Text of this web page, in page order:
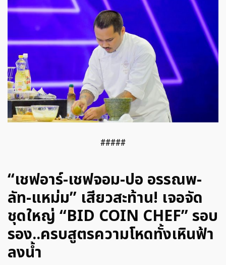
#####
“เชฟอาร์-เชฟจอม-ปอ อรรณพ-
ลัท-แหม่ม” เสียวสะท้าน! เจอจัด
ชุดใหญ่ “BID COIN CHEF” รอบ
รอง..ครบสูตรความโหดทั้งเหินฟ้า
ลงน้ำ